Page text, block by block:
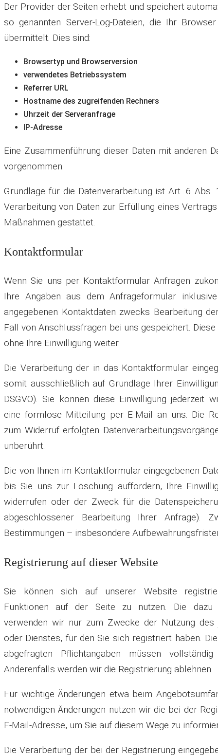
Der Provider der Seiten erhebt und speichert
so genannten Server-Log-Dateien, die Ihr
übermittelt. Dies sind:
Browsertyp und Browserversion
verwendetes Betriebssystem
Referrer URL
Hostname des zugreifenden Rechners
Uhrzeit der Serveranfrage
IP-Adresse
Eine Zusammenführung dieser Daten mit anderen
vorgenommen.
Grundlage für die Datenverarbeitung ist Art. 6 Abs.
Verarbeitung von Daten zur Erfüllung eines
Maßnahmen gestattet.
Kontaktformular
Wenn Sie uns per Kontaktformular Anfragen
Ihre Angaben aus dem Anfrageformular
angegebenen Kontaktdaten zwecks Bearbeitung
Fall von Anschlussfragen bei uns gespeichert.
ohne Ihre Einwilligung weiter.
Die Verarbeitung der in das Kontaktformular
somit ausschließlich auf Grundlage Ihrer
DSGVO). Sie können diese Einwilligung jederzeit
eine formlose Mitteilung per E-Mail an uns. Die
zum Widerruf erfolgten
unberührt.
Die von Ihnen im Kontaktformular eingegebenen
bis Sie uns zur Löschung auffordern, Ihre
widerrufen oder der Zweck für die
abgeschlossener Bearbeitung Ihrer Anfrage).
Bestimmungen – insbesondere
Registrierung auf dieser Website
Sie können sich auf unserer Website
Funktionen auf der Seite zu nutzen. Die dazu
verwenden wir nur zum Zwecke der Nutzung des
oder Dienstes, für den Sie sich registriert haben.
abgefragten Pflichtangaben müssen
Anderenfalls werden wir die Registrierung ablehnen.
Für wichtige Änderungen etwa beim
notwendigen Änderungen nutzen wir die bei der
E-Mail-Adresse, um Sie auf diesem Wege zu
Die Verarbeitung der bei der Registrierung